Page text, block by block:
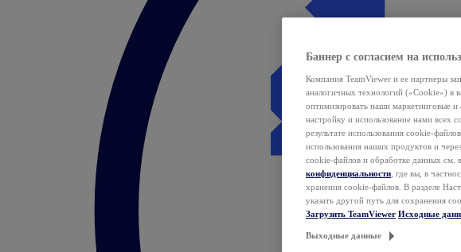
Баннер с согласием на
Компания TeamViewer и ее партнеры
аналогичных технологий («Cookie») в
оптимизировать наши маркетинговые
настройку и использование нами
результате использования cookie-
использования наших продуктов и
cookie-файлов и обработке данных см.
конфиденциальности , где вы, в
хранения cookie-файлов. В разделе
указать другой путь для сохранения
Загрузить TeamViewer Исходные
Выходные данные